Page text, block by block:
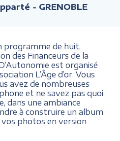
- GRENOBLE
programme de huit,
des Financeurs de la
est organisé
L’Âge d’or. Vous
avez de nombreuses
et ne savez pas quoi
dans une ambiance
à construire un album
photos en version